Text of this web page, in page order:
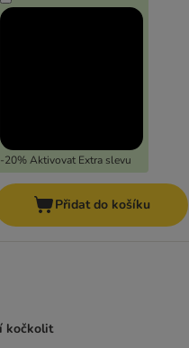
-20% Aktivovat Extra slevu
Přidat do košíku
kočkolit